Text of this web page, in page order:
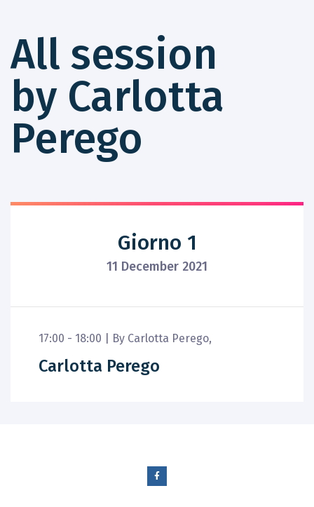
All session
by Carlotta
Perego
Giorno 1
11 December 2021
17:00 - 18:00 | By Carlotta Perego,
Carlotta Perego